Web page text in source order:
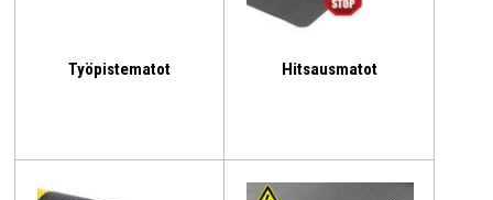
Työpistematot Hitsausmatot